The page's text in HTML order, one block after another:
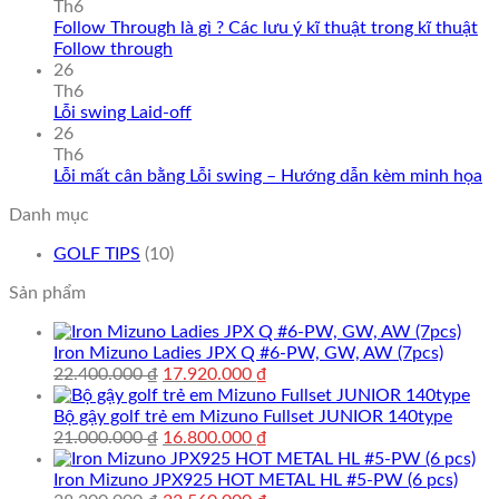
Th6
Follow Through là gì ? Các lưu ý kĩ thuật trong kĩ thuật
Follow through
26
Th6
Lỗi swing Laid-off
26
Th6
Lỗi mất cân bằng Lỗi swing – Hướng dẫn kèm minh họa
Danh mục
GOLF TIPS (10)
Sản phẩm
Iron Mizuno Ladies JPX Q #6-PW, GW, AW (7pcs)
22.400.000₫ Giá
gốc
là:
22.400.000 ₫.
17.920.000 ₫
hiện
tại
17.920.000 ₫.
Bộ gậy golf trẻ em Mizuno Fullset JUNIOR 140type
21.000.000₫ Giá
gốc
là:
16.800.000 ₫
hiện
tại
Iron Mizuno JPX925 HOT METAL HL #5-PW (6 pcs)